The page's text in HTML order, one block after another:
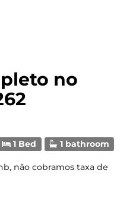
no
1 Bed 1 bathroom
não cobramos taxa de